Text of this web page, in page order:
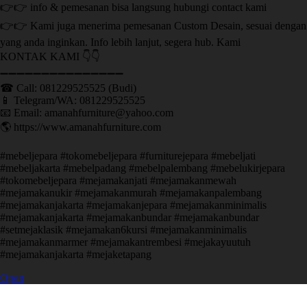
👉👉 info & pemesanan bisa langsung hubungi contact kami
👉👉 Kami juga menerima pemesanan Custom Desain, sesuai dengan
yang anda inginkan. Info lebih lanjut, segera hub. Kami
KONTAK KAMI 👇👇
➖➖➖➖➖➖➖➖➖➖➖➖➖➖➖ ㅤ
☎ Call: 081229525525 (Budi)
📱 Telegram/WA: 081229525525
📧 Email: amanahfurniture@yahoo.com
🌎 https://www.amanahfurniture.com
#mebeljepara #tokomebeljepara #furniturejepara #mebeljati
#mebeljakarta #mebelpadang #mebelpalembang #mebelukirjepara
#tokomebeljepara #mejamakanjati #mejamakanmewah
#mejamakanukir #mejamakanmurah #mejamakanpalembang
#mejamakanjakarta #mejamakanjepara #mejamakanminimalis
#mejamakanjakarta #mejamakanbundar #mejamakanbundar
#setmejaklasik #mejamakan6kursi #mejamakanminimalis
#mejamakanmarmer #mejamakantrembesi #mejakayuutuh
#mejamakanjakarta #mejaketapang
Open